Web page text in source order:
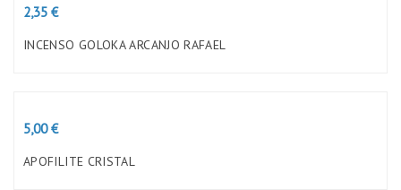
Preço
2,35 €
INCENSO GOLOKA ARCANJO RAFAEL
Preço
5,00 €
APOFILITE CRISTAL